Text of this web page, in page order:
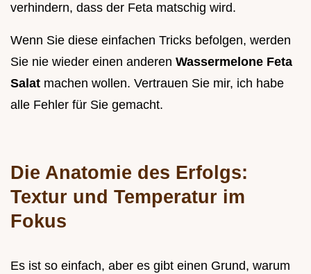
verhindern, dass der Feta matschig wird.
Wenn Sie diese einfachen Tricks befolgen, werden
Sie nie wieder einen anderen Wassermelone Feta
Salat machen wollen. Vertrauen Sie mir, ich habe
alle Fehler für Sie gemacht.
Die Anatomie des Erfolgs:
Textur und Temperatur im
Fokus
Es ist so einfach, aber es gibt einen Grund, warum